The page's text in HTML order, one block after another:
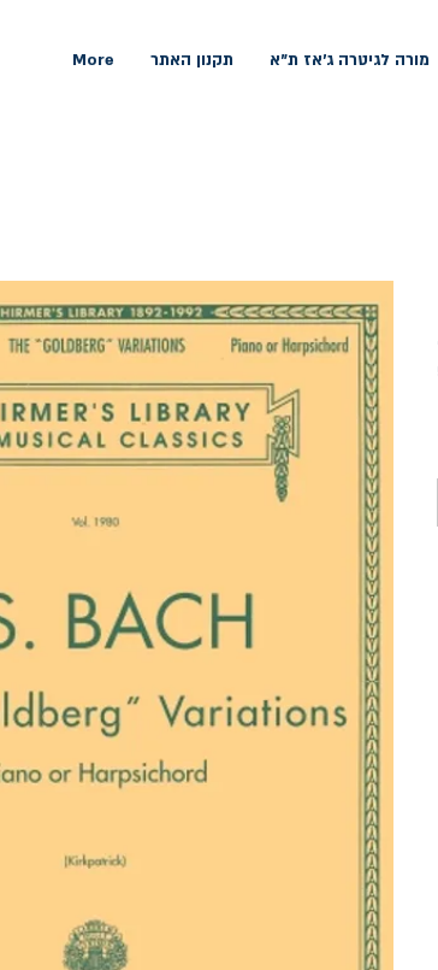
מורה לגיטרה ג'אז ת"א תקנון האתר More